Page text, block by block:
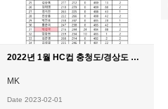
2022년 1월 HC컵 충청도/경상도 선발전 결과
MK
Date 2023-02-01